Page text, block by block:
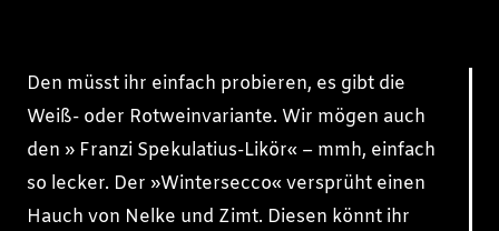
Den müsst ihr einfach probieren, es gibt die
Weiß- oder Rotweinvariante. Wir mögen auch
den » Franzi Spekulatius-Likör« – mmh, einfach
so lecker. Der »Wintersecco« versprüht einen
Hauch von Nelke und Zimt. Diesen könnt ihr